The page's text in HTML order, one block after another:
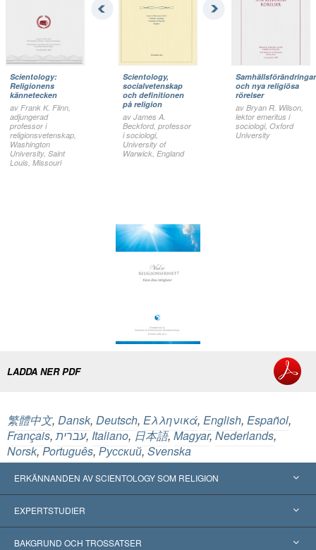
Scientology:
Religionens
kännetecken
av Frank K. Flinn,
adjungerad
professor i
religionsvetenskap,
Washington
University, Saint
Louis, Missouri
Scientology,
socialvetenskap
och definitionen
på religion
av James A.
Beckford, professor
i sociologi,
University of
Warwick, England
Samhällsförändringar
och nya religiösa
rörelser
av Bryan R. Wilson,
lektor emeritus i
sociologi, Oxford
University
LADDA NER PDF
繁體中文, Dansk, Deutsch, Ελληνικά, English, Español,
Français,עברית, Italiano, 日本語, Magyar, Nederlands,
Norsk, Português, Русский, Svenska
ERKÄNNANDEN AV SCIENTOLOGY SOM RELIGION
USA
Erkännanden världen över
EXPERTSTUDIER
Expertutlåtanden, ordnade efter kategori
BAKGRUND OCH TROSSATSER